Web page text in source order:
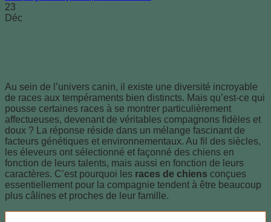
23
Déc
Au sein de l’univers canin, il existe une diversité incroyable
de races aux tempéraments bien distincts. Mais qu’est-ce qui
pousse certaines races à se montrer particulièrement
affectueuses, devenant de véritables compagnons fidèles et
doux ? La réponse réside dans un mélange fascinant de
facteurs génétiques et environnementaux. Au fil des siècles,
les éleveurs ont sélectionné et façonné des chiens en
fonction de leurs talents, mais aussi en fonction de leurs
caractères. C’est pourquoi les races de chiens conçues
essentiellement pour la compagnie tendent à être beaucoup
plus câlines et proches de leur famille.